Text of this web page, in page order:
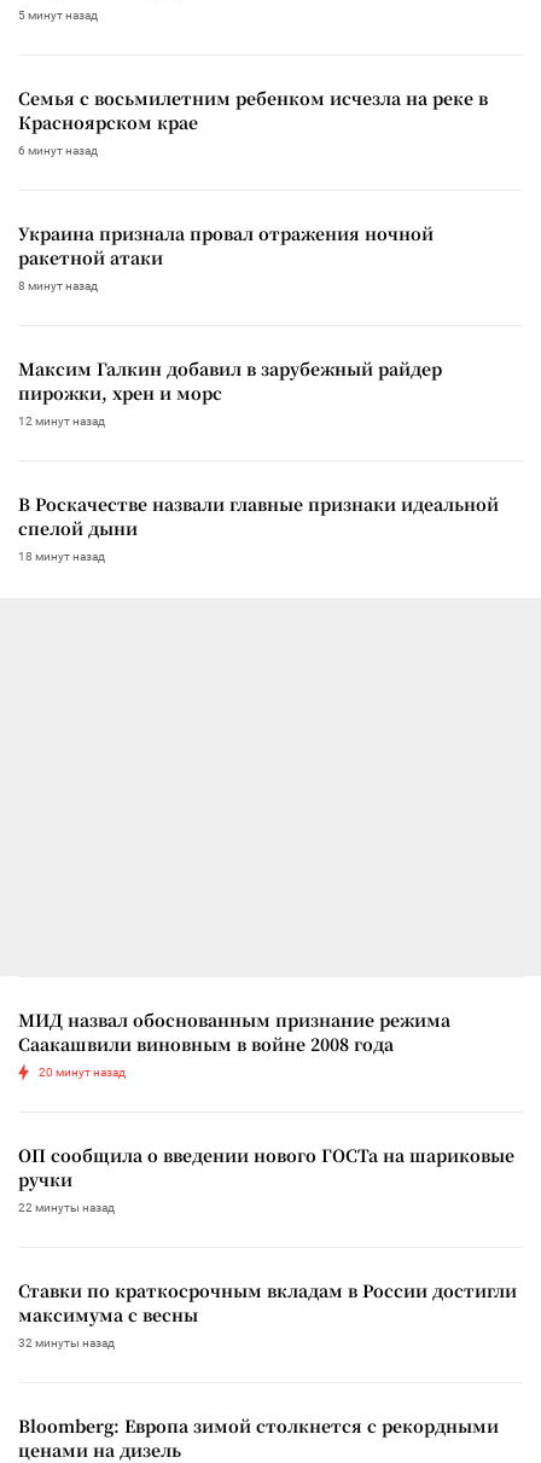
5 минут назад
Семья с восьмилетним ребенком исчезла на реке в
Красноярском крае
6 минут назад
Украина признала провал отражения ночной
ракетной атаки
8 минут назад
Максим Галкин добавил в зарубежный райдер
пирожки, хрен и морс
12 минут назад
В Роскачестве назвали главные признаки идеальной
спелой дыни
18 минут назад
МИД назвал обоснованным признание режима
Саакашвили виновным в войне 2008 года
20 минут назад
ОП сообщила о введении нового ГОСТа на шариковые
ручки
22 минуты назад
Ставки по краткосрочным вкладам в России достигли
максимума с весны
32 минуты назад
Bloomberg: Европа зимой столкнется с рекордными
ценами на дизель